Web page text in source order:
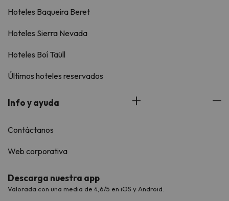
Hoteles Baqueira Beret
Hoteles Sierra Nevada
Hoteles Boí Taüll
Últimos hoteles reservados
Info y ayuda
Contáctanos
Web corporativa
Descarga nuestra app
Valorada con una media de 4,6/5 en iOS y Android.